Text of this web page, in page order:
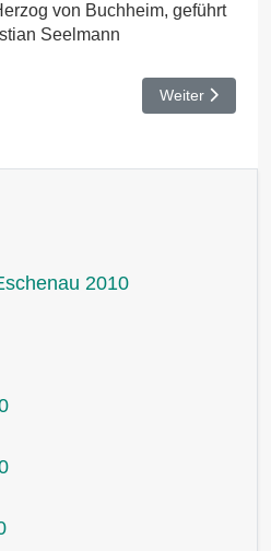
von Buchheim, geführt
Seelmann
2010 Nächster
Weiter
2010